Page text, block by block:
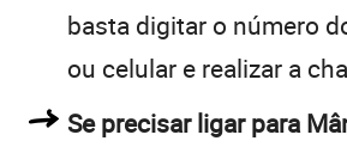
basta digitar o número
ou celular e realizar a
Se precisar ligar para